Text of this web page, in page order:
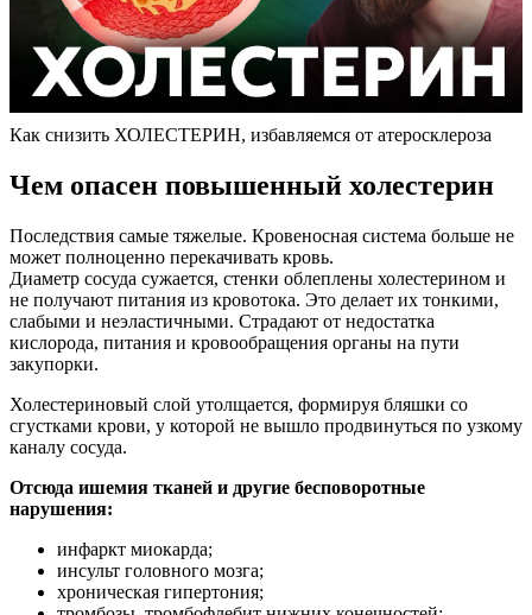
Как снизить ХОЛЕСТЕРИН, избавляемся от атеросклероза
Чем опасен повышенный холестерин
Последствия самые тяжелые. Кровеносная система больше не
может полноценно перекачивать кровь.
Диаметр сосуда сужается, стенки облеплены холестерином и
не получают питания из кровотока. Это делает их тонкими,
слабыми и неэластичными. Страдают от недостатка
кислорода, питания и кровообращения органы на пути
закупорки.
Холестериновый слой утолщается, формируя бляшки со
сгустками крови, у которой не вышло продвинуться по узкому
каналу сосуда.
Отсюда ишемия тканей и другие бесповоротные
нарушения:
инфаркт миокарда;
инсульт головного мозга;
хроническая гипертония;